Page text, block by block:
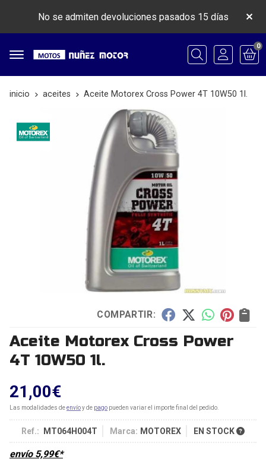
No se admiten devoluciones pasados 15 días
Buscar
0
inicio aceites Aceite Motorex Cross Power 4T 10W50 1l.
COMPARTIR:
Aceite Motorex Cross Power
4T 10W50 1l.
21,00€
Las modalidades deenvíoy de pago pueden variar el importe final del pedido.
Ref.: MT064H004T Marca: MOTOREX EN STOCK
envío 5,99€*